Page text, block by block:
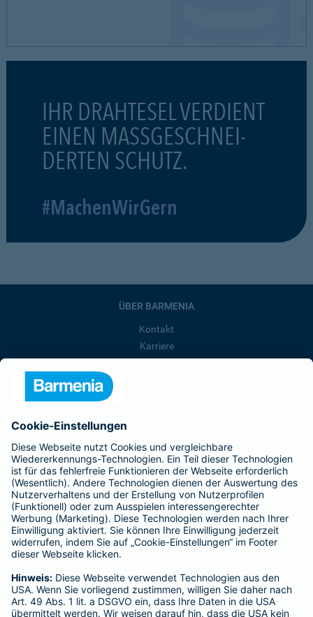
IHR DRAHTESEL VERDIENT
EINEN MASSGESCHNEI-
DERTEN SCHUTZ.
#MachenWirGern
ÜBER BARMENIA
Kontakt
Karriere
Barmenia ist Teil der BarmeniaGothaer
BELIEBTE SEITEN
Kranken-Zusatzversicherung
Tierversicherungen
Haftpflichtversicherung
Hausratversicherung
Adresse ändern
Schaden melden